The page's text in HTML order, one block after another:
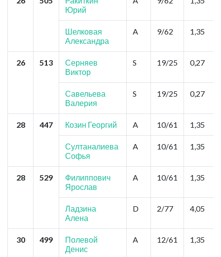
Юрий
Шелковая
Александра
A 9/62 1,35
26 513
Серняев
Виктор
S 19/25 0,27
Савельева
Валерия
S 19/25 0,27
28 447 Козин Георгий A 10/61 1,35
Султаналиева
Софья
A 10/61 1,35
28 529
Филиппович
Ярослав
A 10/61 1,35
Ладзина
Алена
D 2/77 4,05
30 499
Полевой
Денис
A 12/61 1,35